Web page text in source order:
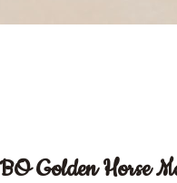
BO Golden Horse